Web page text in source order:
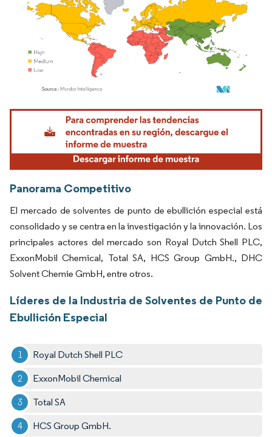
Imagen © Mordor Intelligence. El uso requiere atribución según CC BY 4.0.
Panorama Competitivo
El mercado de solventes de punto de ebullición especial está
consolidado y se centra en la investigación y la innovación. Los
principales actores del mercado son Royal Dutch Shell PLC,
ExxonMobil Chemical, Total SA, HCS Group GmbH., DHC
Solvent Chemie GmbH, entre otros.
Líderes de la Industria de Solventes de Punto de
Ebullición Especial
Royal Dutch Shell PLC
ExxonMobil Chemical
Total SA
HCS Group GmbH.